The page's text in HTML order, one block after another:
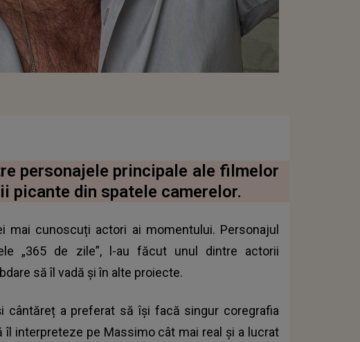
personajele principale ale filmelor
picante din spatele camerelor.
mai cunoscuți actori ai momentului. Personajul
„365 de zile”, l-au făcut unul dintre actorii
să îl vadă și în alte proiecte.
cântăreț a preferat să își facă singur coregrafia
îl interpreteze pe Massimo cât mai real și a lucrat